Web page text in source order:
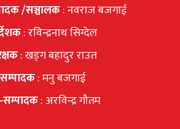
/सञ्चालक: नवराज बजगाई
: रविन्द्रनाथ सिग्देल
: खड्ग बहादुर राउत
सम्पादक: मनु बजगाई
: अरविन्द्र गौतम